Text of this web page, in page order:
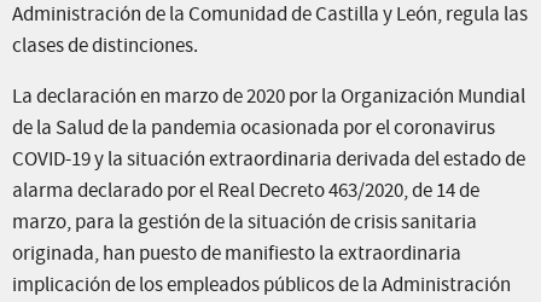
Administración de la Comunidad de Castilla y León, regula las
clases de distinciones.
La declaración en marzo de 2020 por la Organización Mundial
de la Salud de la pandemia ocasionada por el coronavirus
COVID-19 y la situación extraordinaria derivada del estado de
alarma declarado por el Real Decreto 463/2020, de 14 de
marzo, para la gestión de la situación de crisis sanitaria
originada, han puesto de manifiesto la extraordinaria
implicación de los empleados públicos de la Administración